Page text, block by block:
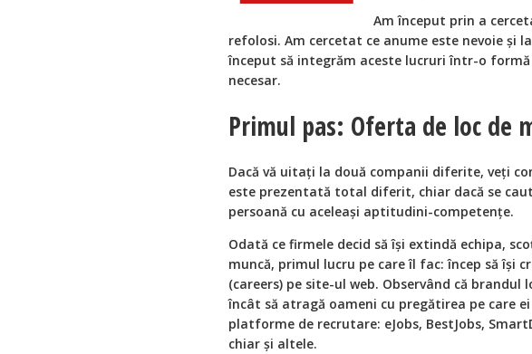
Am început prin a
refolosi. Am cercetat ce anume este nevoie și
început să integrăm aceste lucruri într-o
necesar.
Primul pas: Oferta de loc de
Dacă vă uitaţi la două companii diferite, veți
este prezentată total diferit, chiar dacă se
persoană cu aceleași aptitudini-competențe.
Odată ce firmele decid să își extindă echipa,
muncă, primul lucru pe care îl fac: încep să își
(careers) pe site-ul web. Observând că brandul
încât să atragă oameni cu pregătirea pe care
platforme de recrutare: eJobs, BestJobs,
chiar și altele.